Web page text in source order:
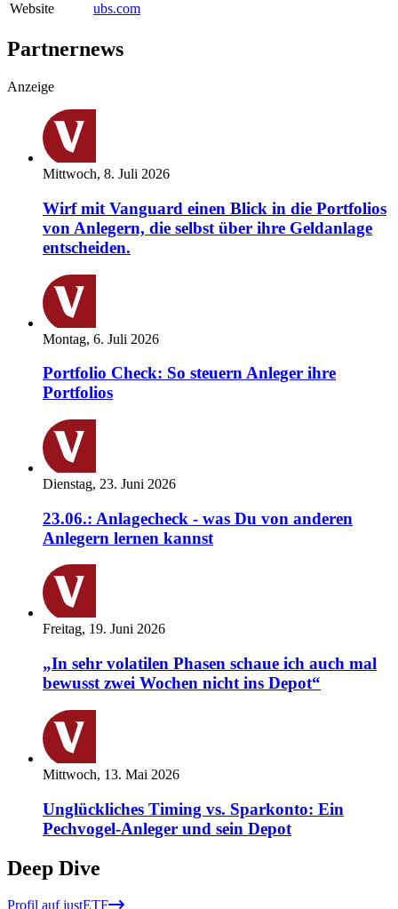
Website
ubs.com
Partnernews
Anzeige
Mittwoch, 8. Juli 2026
Wirf mit Vanguard einen Blick in die Portfolios
von Anlegern, die selbst über ihre Geldanlage
entscheiden.
Montag, 6. Juli 2026
Portfolio Check: So steuern Anleger ihre
Portfolios
Dienstag, 23. Juni 2026
23.06.: Anlagecheck - was Du von anderen
Anlegern lernen kannst
Freitag, 19. Juni 2026
„In sehr volatilen Phasen schaue ich auch mal
bewusst zwei Wochen nicht ins Depot“
Mittwoch, 13. Mai 2026
Unglückliches Timing vs. Sparkonto: Ein
Pechvogel-Anleger und sein Depot
Deep Dive
Profil auf justETF